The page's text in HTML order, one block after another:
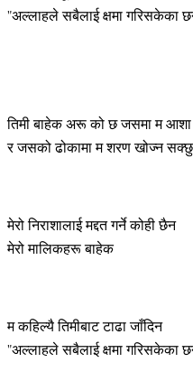
"अल्लाहले सबैलाई क्षमा गरिसकेका
तिमी बाहेक अरू को छ जसमा म आशा
र जसको ढोकामा म शरण खोज्न
मेरो निराशालाई मद्दत गर्ने कोही छैन
मेरो मालिकहरू बाहेक
म कहिल्यै तिमीबाट टाढा जाँदिन
"अल्लाहले सबैलाई क्षमा गरिसकेका